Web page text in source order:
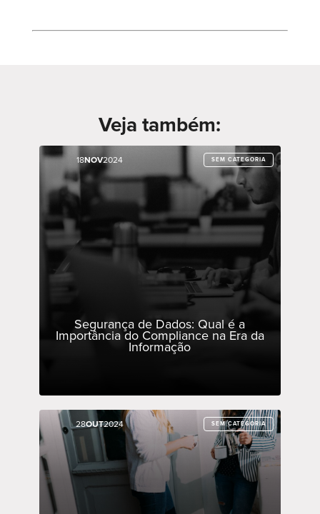
Veja também:
18NOV2024 SEM CATEGORIA
Segurança de Dados: Qual é a
Importância do Compliance na Era da
Informação
18NOV2024 SEM CATEGORIA
28OUT2024 SEM CATEGORIA
28OUT2024 SEM CATEGORIA